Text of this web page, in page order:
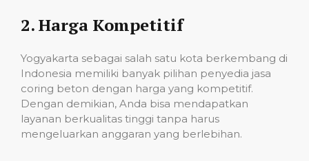
2.Harga Kompetitif
Yogyakarta sebagai salah satu kota berkembang di
Indonesia memiliki banyak pilihan penyedia jasa
coring beton dengan harga yang kompetitif.
Dengan demikian, Anda bisa mendapatkan
layanan berkualitas tinggi tanpa harus
mengeluarkan anggaran yang berlebihan.